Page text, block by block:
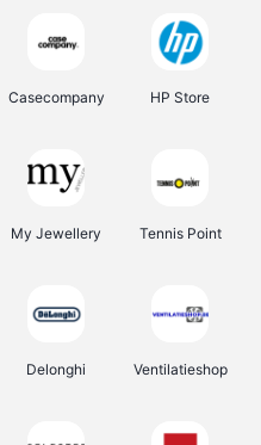
Casecompany HP Store
My Jewellery Tennis Point
Delonghi Ventilatieshop